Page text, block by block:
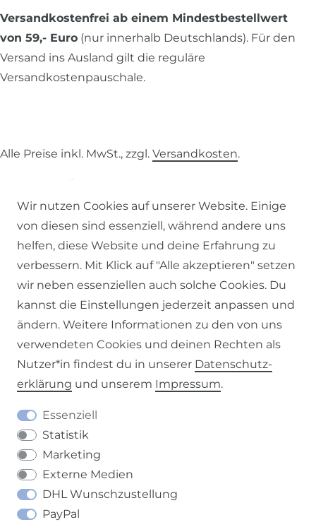
Versandkostenfrei ab einem Mindestbestellwert
von 59,- Euro (nur innerhalb Deutschlands). Für den
Versand ins Ausland gilt die reguläre
Versandkostenpauschale.
Alle Preise inkl. MwSt., zzgl. Versandkosten.
Impressum Daten­schutz­erklärung AGB
Barrierefreiheitserklärung Widerrufs­recht
VERTRAG WIDERRUFEN
Wir nutzen Cookies auf unserer Website. Einige
von diesen sind essenziell, während andere uns
helfen, diese Website und deine Erfahrung zu
verbessern. Mit Klick auf "Alle akzeptieren" setzen
wir neben essenziellen auch solche Cookies. Du
kannst die Einstellungen jederzeit anpassen und
ändern. Weitere Informationen zu den von uns
verwendeten Cookies und deinen Rechten als
Nutzer*in findest du in unserer Daten­schutz­
erklärung und unserem Impressum.
Essenziell
Statistik
Marketing
Externe Medien
DHL Wunschzustellung
PayPal